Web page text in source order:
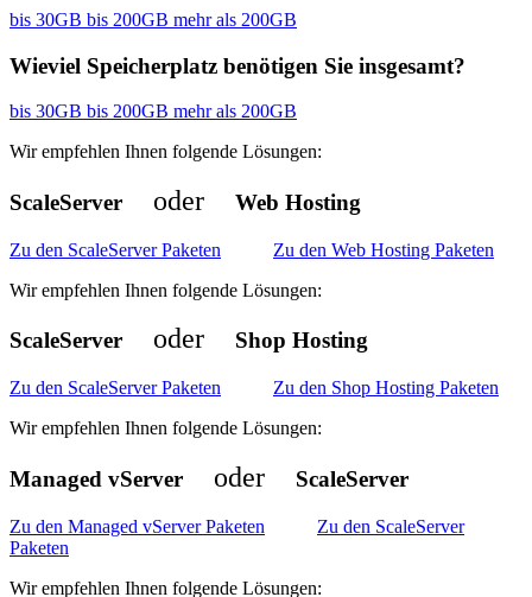
bis 30GB bis 200GB mehr als 200GB
Wieviel Speicherplatz benötigen Sie insgesamt?
bis 30GB bis 200GB mehr als 200GB
Wir empfehlen Ihnen folgende Lösungen:
ScaleServer oder Web Hosting
Zu den ScaleServer Paketen
Zu den Web Hosting Paketen
Wir empfehlen Ihnen folgende Lösungen:
ScaleServer oder Shop Hosting
Zu den ScaleServer Paketen
Zu den Shop Hosting Paketen
Wir empfehlen Ihnen folgende Lösungen:
Managed vServer oder ScaleServer
Zu den Managed vServer Paketen
Zu den ScaleServer
Paketen
Wir empfehlen Ihnen folgende Lösungen: